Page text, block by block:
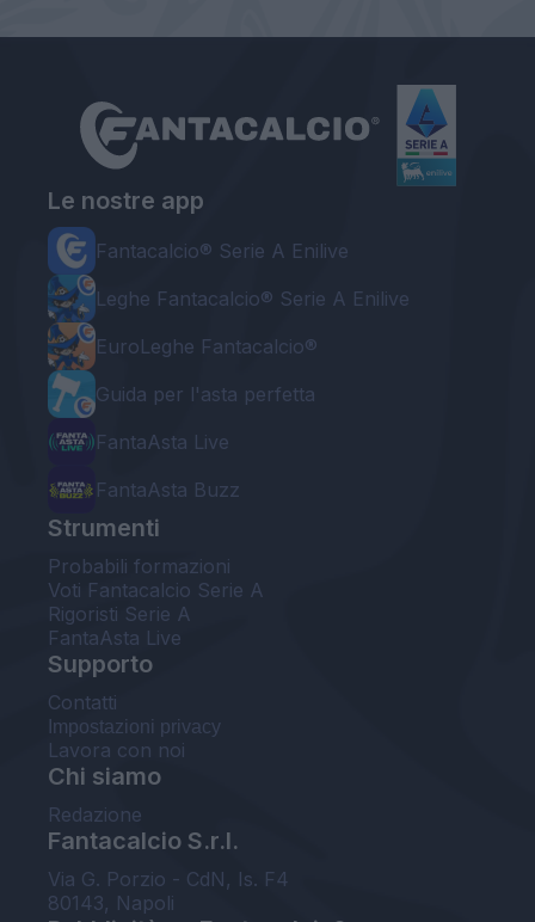
Le nostre app
Fantacalcio® Serie A Enilive
Leghe Fantacalcio® Serie A Enilive
EuroLeghe Fantacalcio®
Guida per l'asta perfetta
FantaAsta Live
FantaAsta Buzz
Strumenti
Probabili formazioni
Voti Fantacalcio Serie A
Rigoristi Serie A
FantaAsta Live
Supporto
Contatti
Impostazioni privacy
Lavora con noi
Chi siamo
Redazione
Fantacalcio S.r.l.
Via G. Porzio - CdN, Is. F4
80143, Napoli